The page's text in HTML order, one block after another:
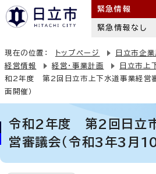
緊急情報
緊急情報なし
現在の位置： トップページ 日立市企業
経営情報
経営・事業計画 日立市上
和2年度 第2回日立市上下水道事業経営
面開催）
令和2年度 第2回日立
営審議会（令和3年3月